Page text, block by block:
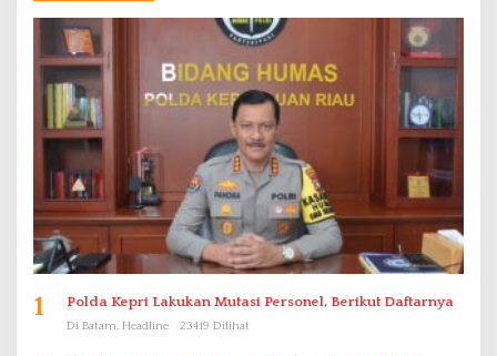
1 Polda Kepri Lakukan Mutasi Personel, Berikut Daftarnya
Di Batam, Headline 23419 Dilihat